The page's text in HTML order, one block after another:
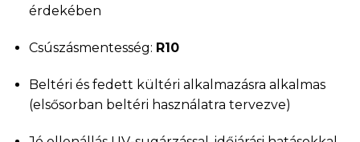
érdekében
Csúszásmentesség: R10
Beltéri és fedett kültéri alkalmazásra alkalmas
(elsősorban beltéri használatra tervezve)